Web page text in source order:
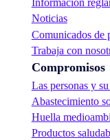
Información
Noticias
Comunicados de
Trabaja con
Compromisos
Las personas y
Abastecimiento
Huella
Productos